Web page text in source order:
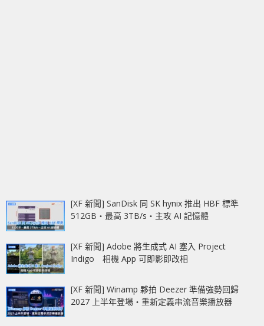
[XF 新聞] SanDisk 同 SK hynix 推出 HBF 標準
512GB‧最高 3TB/s‧主攻 AI 記憶體
[XF 新聞] Adobe 將生成式 AI 塞入 Project
Indigo 相機 App 可即影即改相
[XF 新聞] Winamp 夥拍 Deezer 準備強勢回歸
2027 上半年登場‧重新定義串流音樂播放器